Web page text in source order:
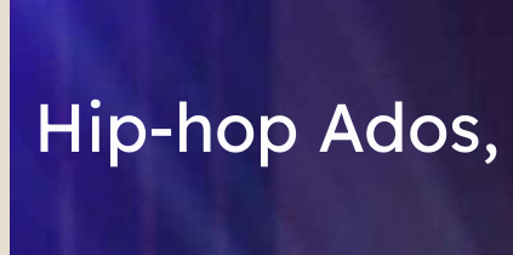
Hip-hop